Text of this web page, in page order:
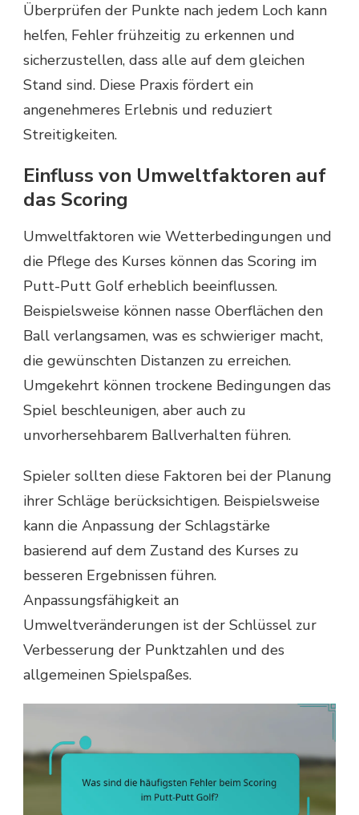
Überprüfen der Punkte nach jedem Loch kann
helfen, Fehler frühzeitig zu erkennen und
sicherzustellen, dass alle auf dem gleichen
Stand sind. Diese Praxis fördert ein
angenehmeres Erlebnis und reduziert
Streitigkeiten.
Einfluss von Umweltfaktoren auf
das Scoring
Umweltfaktoren wie Wetterbedingungen und
die Pflege des Kurses können das Scoring im
Putt-Putt Golf erheblich beeinflussen.
Beispielsweise können nasse Oberflächen den
Ball verlangsamen, was es schwieriger macht,
die gewünschten Distanzen zu erreichen.
Umgekehrt können trockene Bedingungen das
Spiel beschleunigen, aber auch zu
unvorhersehbarem Ballverhalten führen.
Spieler sollten diese Faktoren bei der Planung
ihrer Schläge berücksichtigen. Beispielsweise
kann die Anpassung der Schlagstärke
basierend auf dem Zustand des Kurses zu
besseren Ergebnissen führen.
Anpassungsfähigkeit an
Umweltveränderungen ist der Schlüssel zur
Verbesserung der Punktzahlen und des
allgemeinen Spielspaßes.